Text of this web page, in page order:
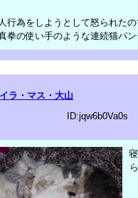
行為をしようとして怒られたの
拳の使い手のような連続猫パン
ラ・マス・大山
ID:jqw6b0Va0s